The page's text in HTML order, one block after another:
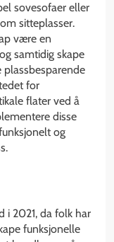
sovesofaer eller
sitteplasser.
være en
samtidig skape
plassbesparende
for
flater ved å
disse
og
i 2021, da folk har
funksjonelle